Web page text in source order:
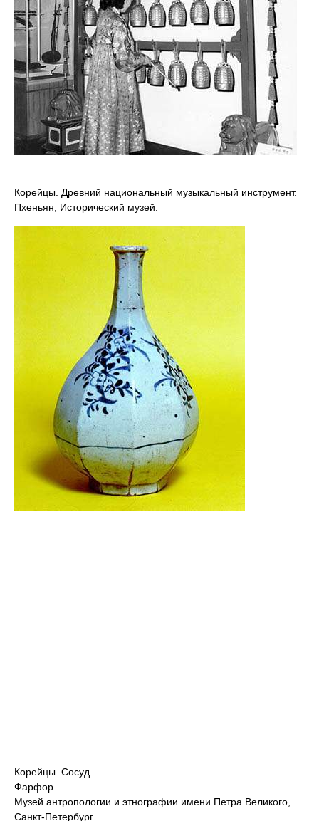
Корейцы. Древний национальный музыкальный инструмент.
Пхеньян, Исторический музей.
Корейцы. Сосуд.
Фарфор.
Музей антропологии и этнографии имени Петра Великого,
Санкт-Петербург.